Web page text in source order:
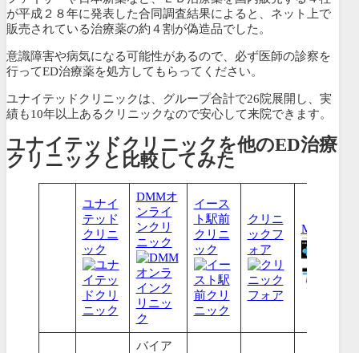
が平成２８年に発表した合同調査結果によると、 ネット上で
販売されている治療薬の約４割が偽造品でした。
意識障害や病気になる可能性があるので、必ず医師の診察を
行ってED治療薬を処方してもらってください。
ユナイテッドクリニックは、グループ合計で26院展開し、実
績も10年以上あるクリニックなので安心して来院できます。
ユナイテッドクリニックを他のED治療
クリニックと比較してみた
ユナイ
テッド
クリニ
ック
DMMオ
ンライ
ンクリ
ニック
イース
ト駅前
クリニ
ック
クリニ
ックフ
ォア
MSクリニ
バイア